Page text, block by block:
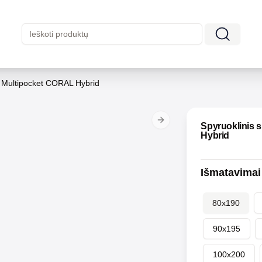
CORAL Hybrid
Next slide
Spyruoklinis
Hybrid
80x190
90x195
100x200